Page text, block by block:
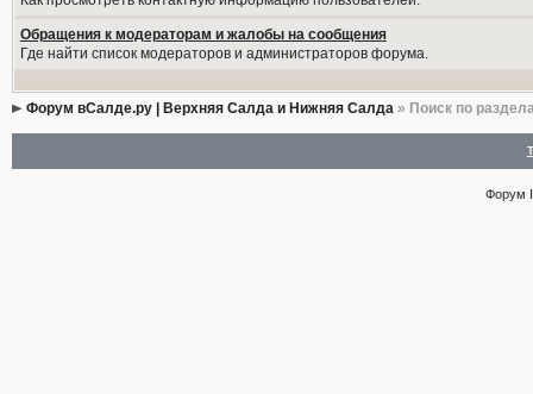
Обращения к модераторам и жалобы на сообщения
Где найти список модераторов и администраторов форума.
Форум вСалде.ру | Верхняя Салда и Нижняя Салда» Поиск по
Форум